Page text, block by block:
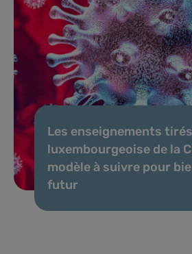
Les enseignements
luxembourgeoise de la
modèle à suivre pour
futur